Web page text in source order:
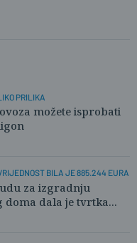
PRILIKA
možete isprobati
BILA JE 885.244 EURA
za izgradnju
doma dala je tvrtka...